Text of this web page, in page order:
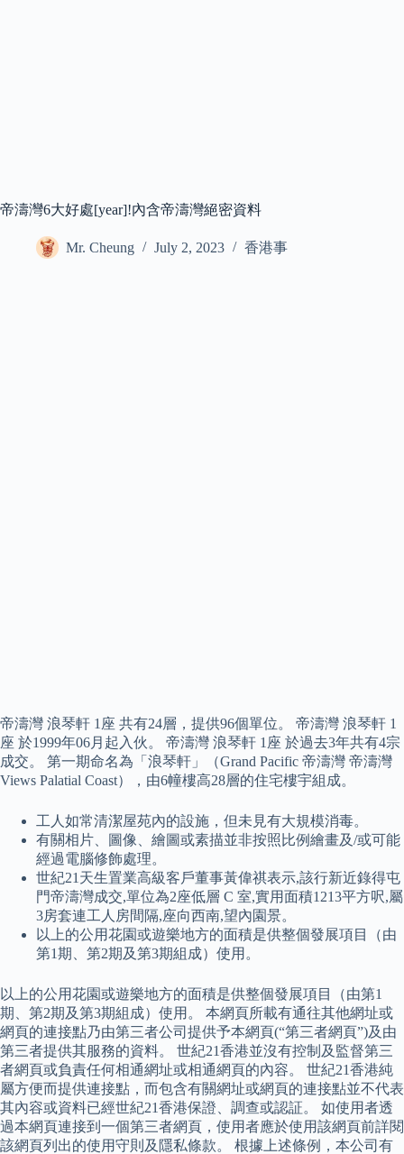
帝濤灣6大好處[year]!內含帝濤灣絕密資料
Mr. Cheung July 2, 2023 香港事
帝濤灣 浪琴軒 1座 共有24層，提供96個單位。 帝濤灣 浪琴軒 1
座 於1999年06月起入伙。 帝濤灣 浪琴軒 1座 於過去3年共有4宗
成交。 第一期命名為「浪琴軒」（Grand Pacific 帝濤灣 帝濤灣
Views Palatial Coast），由6幢樓高28層的住宅樓宇組成。
工人如常清潔屋苑內的設施，但未見有大規模消毒。
有關相片、圖像、繪圖或素描並非按照比例繪畫及/或可能
經過電腦修飾處理。
世紀21天生置業高級客戶董事黃偉祺表示,該行新近錄得屯
門帝濤灣成交,單位為2座低層 C 室,實用面積1213平方呎,屬
3房套連工人房間隔,座向西南,望內園景。
以上的公用花園或遊樂地方的面積是供整個發展項目（由
第1期、第2期及第3期組成）使用。
以上的公用花園或遊樂地方的面積是供整個發展項目（由第1
期、第2期及第3期組成）使用。 本網頁所載有通往其他網址或
網頁的連接點乃由第三者公司提供予本網頁(“第三者網頁”)及由
第三者提供其服務的資料。 世紀21香港並沒有控制及監督第三
者網頁或負責任何相通網址或相通網頁的內容。 世紀21香港純
屬方便而提供連接點，而包含有關網址或網頁的連接點並不代表
其內容或資料已經世紀21香港保證、調查或認証。 如使用者透
過本網頁連接到一個第三者網頁，使用者應於使用該網頁前詳閱
該網頁列出的使用守則及隱私條款。 根據上述條例，本公司有